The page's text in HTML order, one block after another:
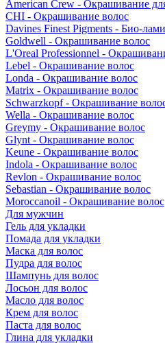
American Crew - Окрашивание
CHI - Окрашивание волос
Davines Finest Pigments - Био-
Goldwell - Окрашивание волос
L'Oreal Professionnel -
Lebel - Окрашивание волос
Londa - Окрашивание волос
Matrix - Окрашивание волос
Schwarzkopf - Окрашивание
Wella - Окрашивание волос
Greymy - Окрашивание волос
Glynt - Окрашивание волос
Keune - Окрашивание волос
Indola - Окрашивание волос
Revlon - Окрашивание волос
Sebastian - Окрашивание волос
Moroccanoil - Окрашивание волос
Для мужчин
Гель для укладки
Помада для укладки
Маска для волос
Пудра для волос
Шампунь для волос
Лосьон для волос
Масло для волос
Крем для волос
Паста для волос
Глина для укладки